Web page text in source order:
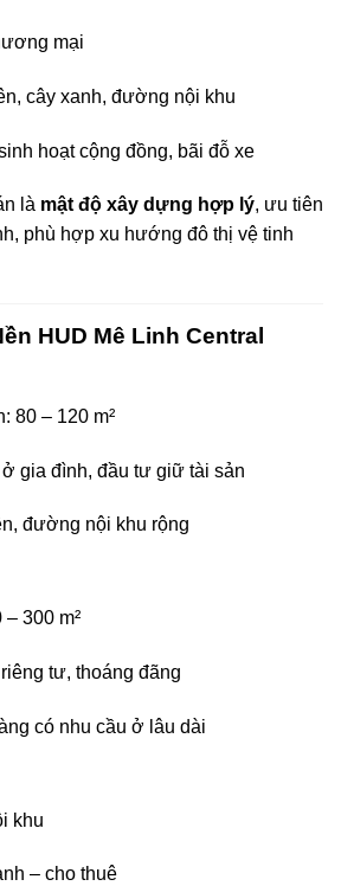
mại
cây xanh, đường nội khu
hoạt cộng đồng, bãi đỗ xe
là mật độ xây dựng hợp lý, ưu tiên
phù hợp xu hướng đô thị vệ tinh
HUD Mê Linh Central
80 – 120 m²
gia đình, đầu tư giữ tài sản
đường nội khu rộng
300 m²
tư, thoáng đãng
có nhu cầu ở lâu dài
khu
– cho thuê